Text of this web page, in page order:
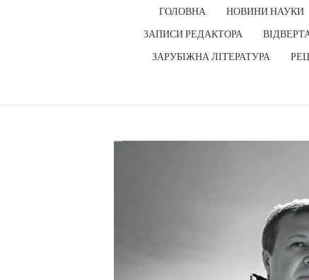
ГОЛОВНА НОВИНИ НАУКИ
ЗАПИСИ РЕДАКТОРА
ЗАРУБІЖНА ЛІТЕРАТУРА